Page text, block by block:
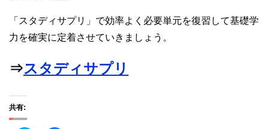
「スタディサプリ」で効率よく必要単元を復習して基礎学
力を確実に定着させていきましょう。
⇒スタディサプリ
共有: